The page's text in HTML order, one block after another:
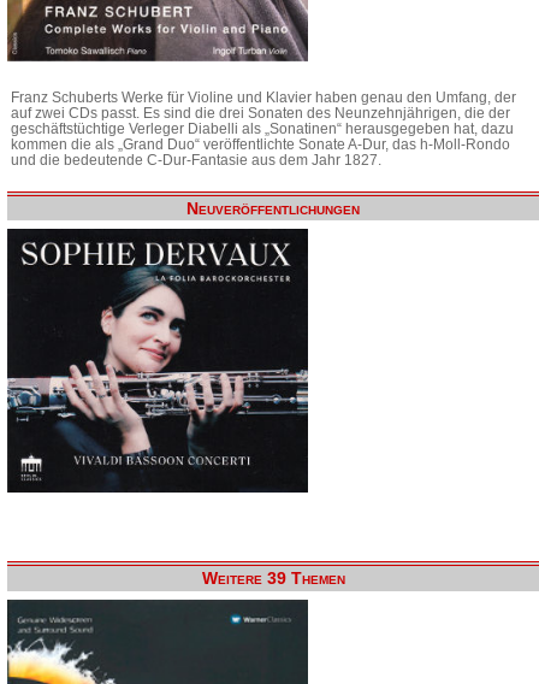
Franz Schuberts Werke für Violine und Klavier haben genau den Umfang, der
auf zwei CDs passt. Es sind die drei Sonaten des Neunzehnjährigen, die der
geschäftstüchtige Verleger Diabelli als „Sonatinen“ herausgegeben hat, dazu
kommen die als „Grand Duo“ veröffentlichte Sonate A-Dur, das h-Moll-Rondo
und die bedeutende C-Dur-Fantasie aus dem Jahr 1827.
Neuveröffentlichungen
Weitere 39 Themen